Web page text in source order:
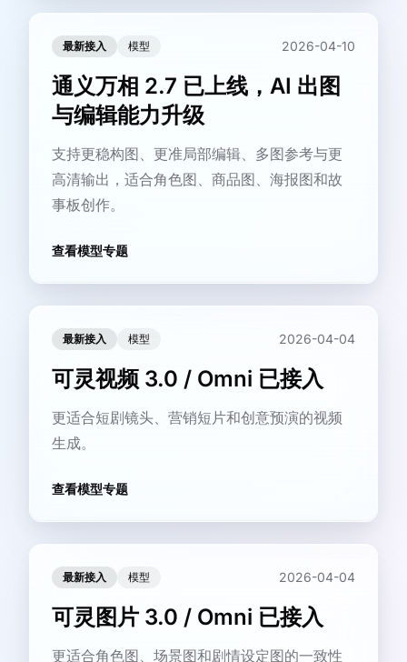
最新接入 模型 2026-04-10
通义万相 2.7 已上线，AI 出图
与编辑能力升级
支持更稳构图、更准局部编辑、多图参考与更
高清输出，适合角色图、商品图、海报图和故
事板创作。
查看模型专题
最新接入 模型 2026-04-04
可灵视频 3.0 / Omni 已接入
更适合短剧镜头、营销短片和创意预演的视频
生成。
查看模型专题
最新接入 模型 2026-04-04
可灵图片 3.0 / Omni 已接入
更适合角色图、场景图和剧情设定图的一致性